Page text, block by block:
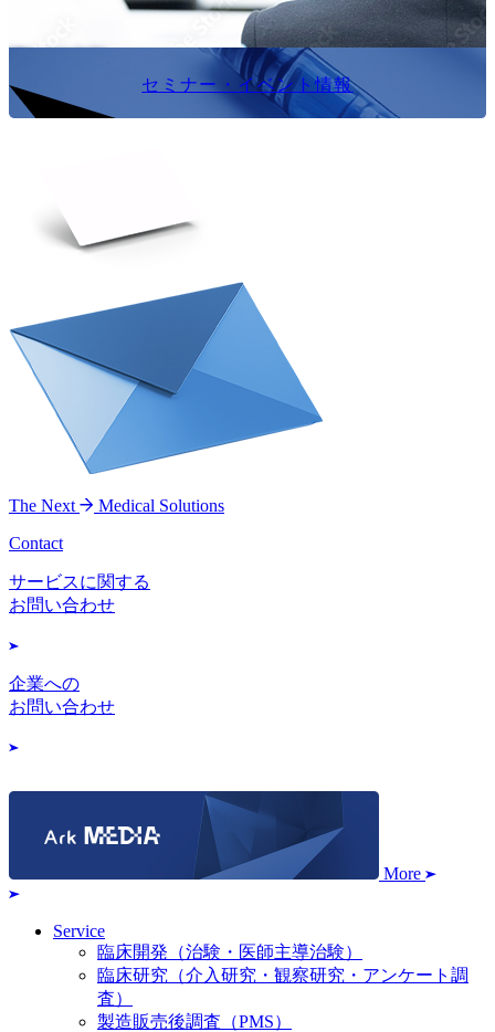
セミナー・イベント情報
The Next
Medical Solutions
Contact
サービスに関する
お問い合わせ
企業への
お問い合わせ
More
Service
臨床開発（治験・医師主導治験）
臨床研究（介入研究・観察研究・アンケート調
査）
製造販売後調査（PMS）